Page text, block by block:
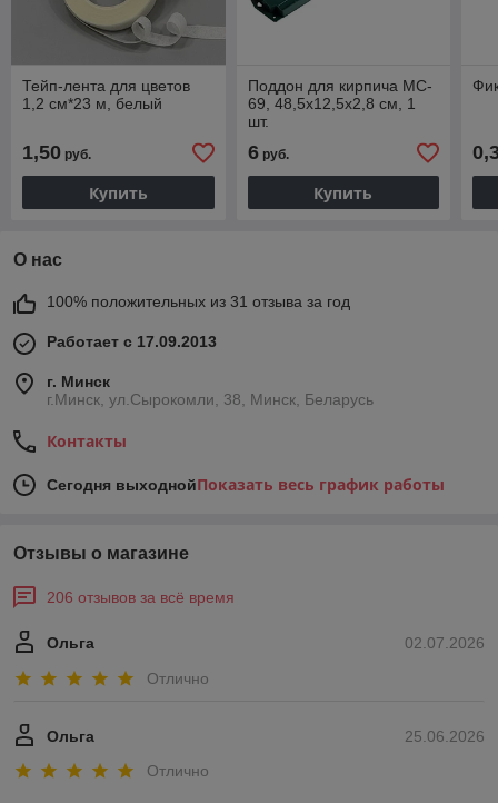
Тейп-лента для цветов
1,2 см*23 м, белый
1,50 руб.
Купить
Поддон для кирпича MC-
69, 48,5x12,5x2,8 см, 1
шт.
6руб.
Купить
О нас
100% положительных из 31 отзыва за год
Работает с 17.09.2013
г. Минск
г.Минск, ул.Сырокомли, 38, Минск, Беларусь
Контакты
Сегодня выходнойПоказать весь график работы
Отзывы о магазине
206 отзывов за всё время
02.07.2026
Ольга
Отлично
25.06.2026
Ольга
Отлично